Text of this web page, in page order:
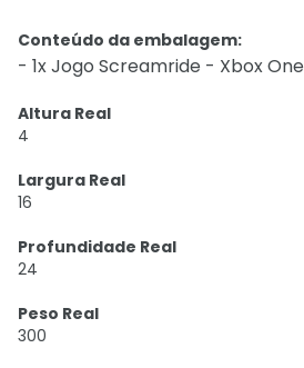
Conteúdo da embalagem:
- 1x Jogo Screamride - Xbox One
Altura Real
4
Largura Real
16
Profundidade Real
24
Peso Real
300